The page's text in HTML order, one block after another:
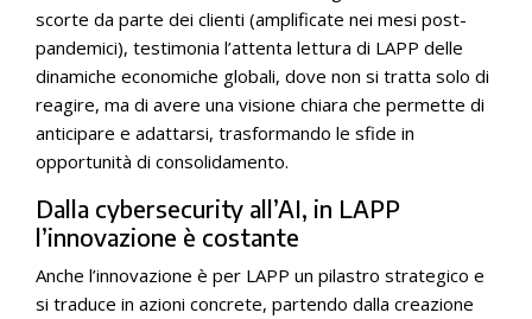
scorte da parte dei clienti (amplificate nei mesi post-
pandemici), testimonia l’attenta lettura di LAPP delle
dinamiche economiche globali, dove non si tratta solo di
reagire, ma di avere una visione chiara che permette di
anticipare e adattarsi, trasformando le sfide in
opportunità di consolidamento.
Dalla cybersecurity all’AI, in LAPP
l’innovazione è costante
Anche l’innovazione è per LAPP un pilastro strategico e
si traduce in azioni concrete, partendo dalla creazione